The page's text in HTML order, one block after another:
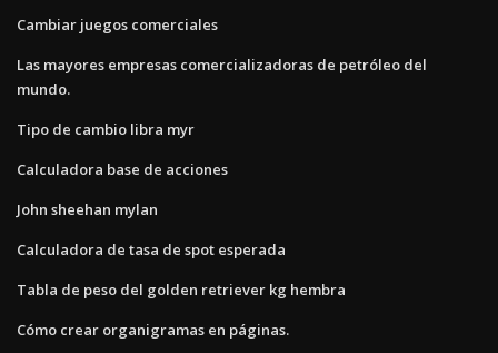
Cambiar juegos comerciales
Las mayores empresas comercializadoras de petróleo del
mundo.
Tipo de cambio libra myr
Calculadora base de acciones
John sheehan mylan
Calculadora de tasa de spot esperada
Tabla de peso del golden retriever kg hembra
Cómo crear organigramas en páginas.